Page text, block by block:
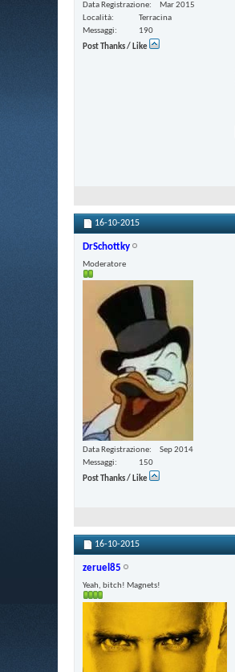
Data Registrazione
Mar 2015
Località
Terracina
Messaggi
190
Post Thanks / Like
16-10-2015
DrSchottky
Moderatore
Data Registrazione
Sep 2014
Messaggi
150
Post Thanks / Like
16-10-2015
zeruel85
Yeah, bitch! Magnets!